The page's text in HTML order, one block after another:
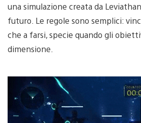
una simulazione creata da
futuro. Le regole sono semplici:
che a farsi, specie quando gli
dimensione.